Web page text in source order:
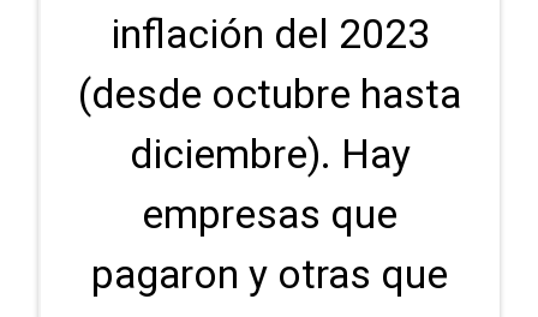
inflación del 2023
(desde octubre hasta
diciembre). Hay
empresas que
pagaron y otras que